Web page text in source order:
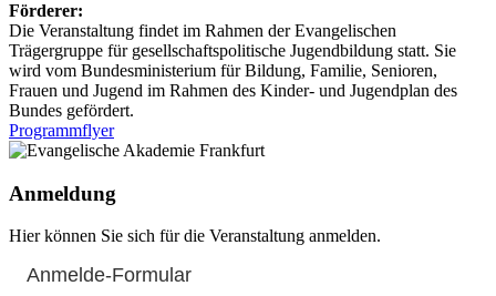
Förderer:
Die Veranstaltung findet im Rahmen der Evangelischen
Trägergruppe für gesellschaftspolitische Jugendbildung statt. Sie
wird vom Bundesministerium für Bildung, Familie, Senioren,
Frauen und Jugend im Rahmen des Kinder- und Jugendplan des
Bundes gefördert.
Programmflyer
Anmeldung
Hier können Sie sich für die Veranstaltung anmelden.